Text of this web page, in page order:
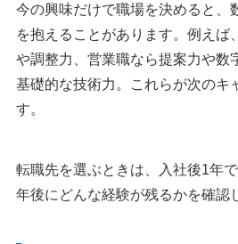
今の興味だけで職場を決めると、
を抱えることがあります。例えば
や調整力、営業職なら提案力や数
基礎的な技術力。これらが次のキ
す。
転職先を選ぶときは、入社後1年
年後にどんな経験が残るかを確認